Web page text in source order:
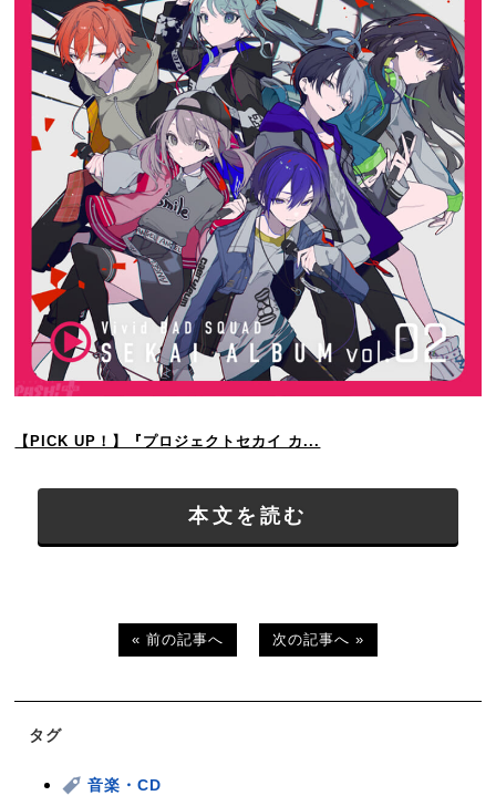
【PICK UP！】『プロジェクトセカイ カ...
本文を読む
« 前の記事へ 次の記事へ »
タグ
音楽・CD